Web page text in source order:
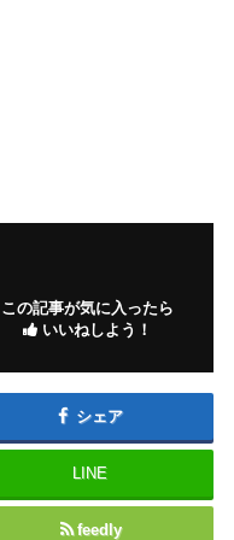
この記事が気に入ったら
いいねしよう！
シェア
LINE
feedly